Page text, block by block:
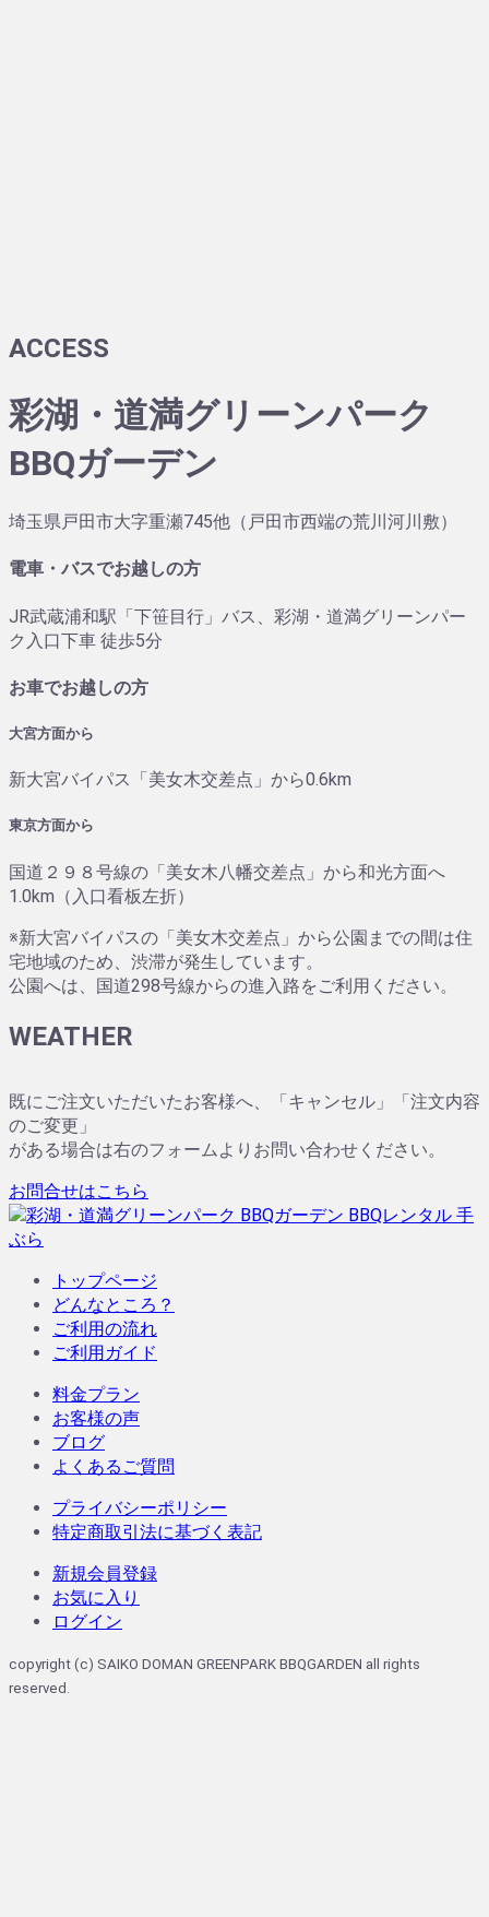
ACCESS
彩湖・道満グリーンパーク
BBQガーデン
埼玉県戸田市大字重瀬745他 （戸田市西端の荒川河川敷）
電車・バスでお越しの方
JR武蔵浦和駅「下笹目行」バス、彩湖・道満グリーンパー
ク入口下車 徒歩5分
お車でお越しの方
大宮方面から
新大宮バイパス「美女木交差点」から0.6km
東京方面から
国道２９８号線の「美女木八幡交差点」から和光方面へ
1.0km（入口看板左折）
※新大宮バイパスの「美女木交差点」から公園までの間は住
宅地域のため、渋滞が発生しています。
公園へは、国道298号線からの進入路をご利用ください。
WEATHER
既にご注文いただいたお客様へ、「キャンセル」「注文内容
のご変更」
がある場合は右のフォームよりお問い合わせください。
お問合せはこちら
トップページ
どんなところ？
ご利用の流れ
ご利用ガイド
料金プラン
お客様の声
ブログ
よくあるご質問
プライバシーポリシー
特定商取引法に基づく表記
新規会員登録
お気に入り
ログイン
copyright (c) SAIKO DOMAN GREENPARK BBQGARDEN all rights
reserved.